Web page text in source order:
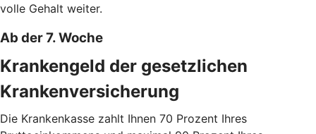
volle Gehalt weiter.
Ab der 7. Woche
Krankengeld der gesetzlichen
Krankenversicherung
Die Krankenkasse zahlt Ihnen 70 Prozent Ihres